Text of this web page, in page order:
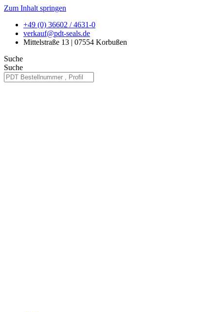
Zum Inhalt springen
+49 (0) 36602 / 4631-0
verkauf@pdt-seals.de
Mittelstraße 13 | 07554 Korbußen
Suche
Suche